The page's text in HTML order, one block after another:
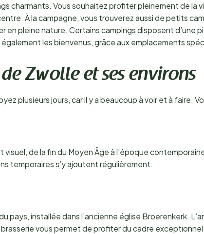
charmants. Vous souhaitez profiter pleinement de la
À la campagne, vous trouverez aussi de petits
en pleine nature. Certains campings disposent d’une
les bienvenus, grâce aux emplacements
Zwolle et ses environs
plusieurs jours, car il y a beaucoup à voir et à faire.
de la fin du Moyen Âge à l’époque
temporaires s’y ajoutent régulièrement.
pays, installée dans l’ancienne église Broerenkerk.
vous permet de profiter du cadre